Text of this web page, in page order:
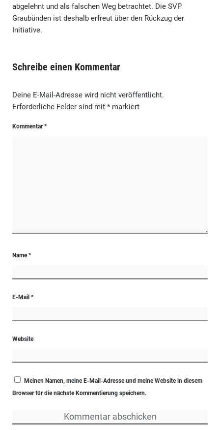
abgelehnt und als falschen Weg betrachtet. Die SVP
Graubünden ist deshalb erfreut über den Rückzug der
Initiative.
Schreibe einen Kommentar
Deine E-Mail-Adresse wird nicht veröffentlicht.
Erforderliche Felder sind mit *markiert
Kommentar*
Name*
E-Mail *
Website
Meinen Namen, meine E-Mail-Adresse und meine Website in diesem
Browser für die nächste Kommentierung speichern.